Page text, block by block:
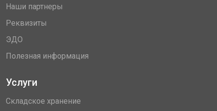
Наши партнеры
Реквизиты
ЭДО
Полезная информация
Услуги
Складское хранение